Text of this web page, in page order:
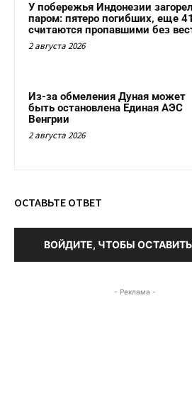
У побережья Индонезии
паром: пятеро погибших, еще 41
считаются пропавшими без
2 августа 2026
Из-за обмеления Дуная может
быть остановлена Единая АЭС
Венгрии
2 августа 2026
ОСТАВЬТЕ ОТВЕТ
ВОЙДИТЕ, ЧТОБЫ
- Реклама -